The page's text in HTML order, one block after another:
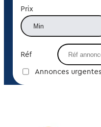
Prix
Réf
Annonces urgentes